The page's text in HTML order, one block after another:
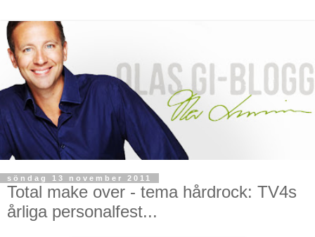
söndag 13 november 2011
Total make over - tema hårdrock: TV4s
årliga personalfest...